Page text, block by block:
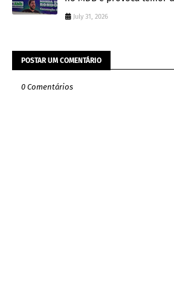
July 31, 2026
POSTAR UM COMENTÁRIO
0 Comentários